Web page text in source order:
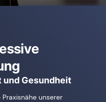
und Gesundheit
unserer